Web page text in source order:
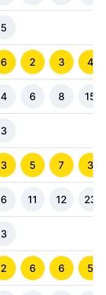
5
6 2 3 4
4 6 8 15
3
3 5 7 3
6 11 12 23
3
2 6 6 5